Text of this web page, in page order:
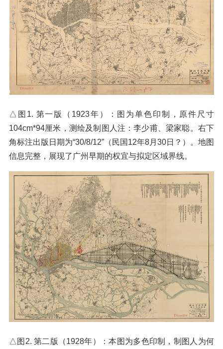
△图1. 第一版（1923年）：图为单色印制，原件尺寸
104cm*94厘米，测绘及制图人注：李少甫、梁家聪。右下
角标注出版日期为“30/8/12”（民国12年8月30日？）。地图
信息完整，展现了广州早期的权宜与拟定区域界线。
△图2. 第二版（1928年）：本图为多色印制，制图人为何